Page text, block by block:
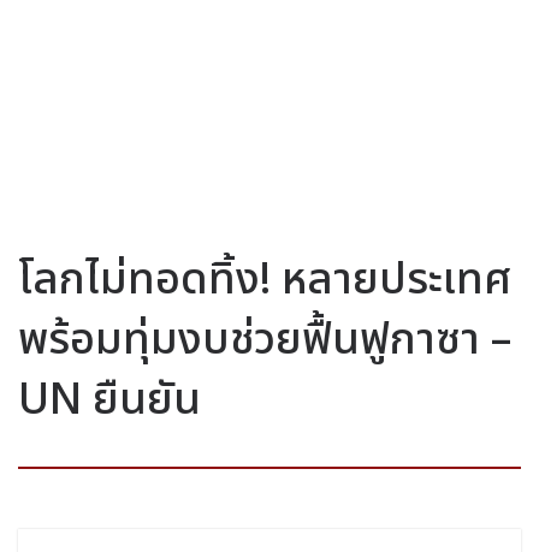
โลกไม่ทอดทิ้ง! หลายประเทศ
พร้อมทุ่มงบช่วยฟื้นฟูกาซา –
UN ยืนยัน